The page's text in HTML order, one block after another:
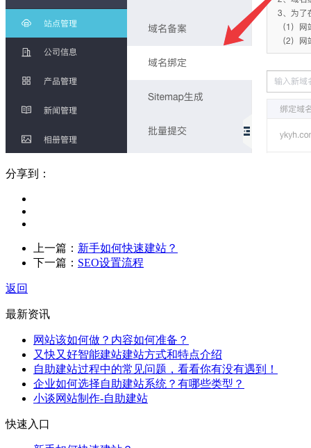
分享到：
上一篇： 新手如何快速建站？
下一篇： SEO设置流程
返回
最新资讯
网站该如何做？内容如何准备？
又快又好智能建站建站方式和特点介绍
自助建站过程中的常见问题，看看你有没有遇到！
企业如何选择自助建站系统？有哪些类型？
小谈网站制作-自助建站
快速入口